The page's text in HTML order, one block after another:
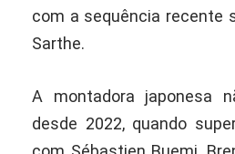
com a sequência recente
Sarthe.
A montadora japonesa
desde 2022, quando